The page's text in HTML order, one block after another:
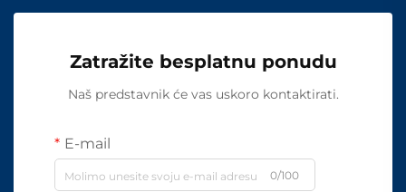
Zatražite besplatnu ponudu
Naš predstavnik će vas uskoro kontaktirati.
E-mail
0/100